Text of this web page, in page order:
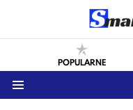
POPULARNE